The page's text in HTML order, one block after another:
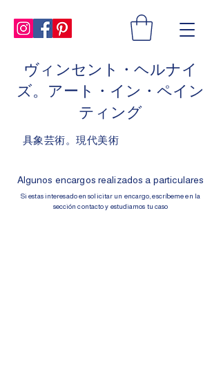
ヴィンセント・ヘルナイ
ズ。アート・イン・ペイン
ティング
具象芸術。現代美術
Algunos encargos realizados a particulares
Si estas interesado en solicitar un encargo, escríbeme en la
sección contacto y estudiamos tu caso